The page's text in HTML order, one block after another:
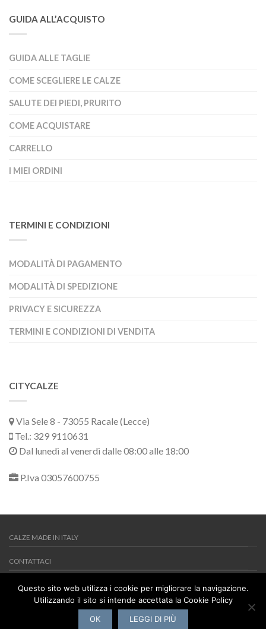
GUIDA ALL’ACQUISTO
GUIDA ALLE TAGLIE
COME SCEGLIERE LE CALZE
SALUTE DEI PIEDI, PRURITO
COME ACQUISTARE
CARRELLO
I MIEI ORDINI
TERMINI E CONDIZIONI
MODALITÀ DI PAGAMENTO
MODALITÀ DI SPEDIZIONE
PRIVACY E SICUREZZA
TERMINI E CONDIZIONI DI VENDITA
CITYCALZE
Via Sele 8 - 73055 Racale (Lecce)
Tel.: 329 9110631
Dal lunedì al venerdì dalle 08:00 alle 18:00
P.Iva 03057600755
CALZE MADE IN ITALY
CONTATTACI
MY WISHLIST
Copyright 2026 ©CitycalzeVia Sele 8 - 73055 Racale (Lecce) -
Tel.: 329 9110631 - P.Iva 03057600755
Questo sito web utilizza i cookie per migliorare la navigazione.
Utilizzando il sito si intende accettata la Cookie Policy
OK LEGGI DI PIÙ